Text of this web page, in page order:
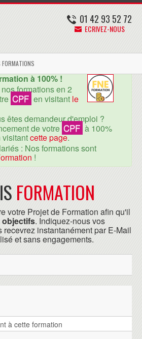
01 42 93 52 72
ECRIVEZ-NOUS
à 100% !
formations en 2
CPF en visitant le
êtes demandeur d'emploi ?
de votre CPF à 100%
visitantcette page.
: Nos formations sont
!
FORMATION
votre Projet de Formation afin qu'il
objectifs. Indiquez-nous vos
recevrez instantanément par E-Mail
et sans engagements.